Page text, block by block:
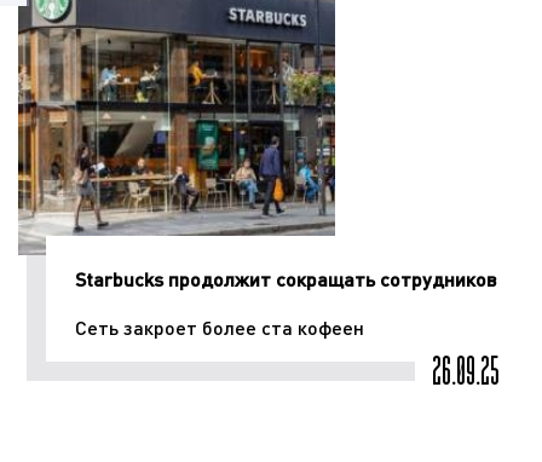
Starbucks продолжит сокращать сотрудников
Сеть закроет более ста кофеен
26.09.25